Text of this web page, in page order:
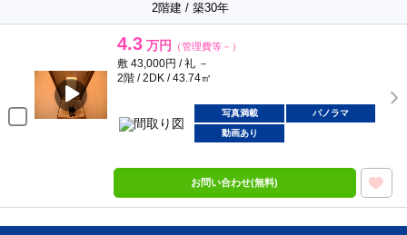
2階建 / 築30年
4.3 万円 （管理費等－）
敷 43,000円 / 礼 －
2階 / 2DK / 43.74㎡
写真満載
パノラマ
動画あり
お問い合わせ(無料)